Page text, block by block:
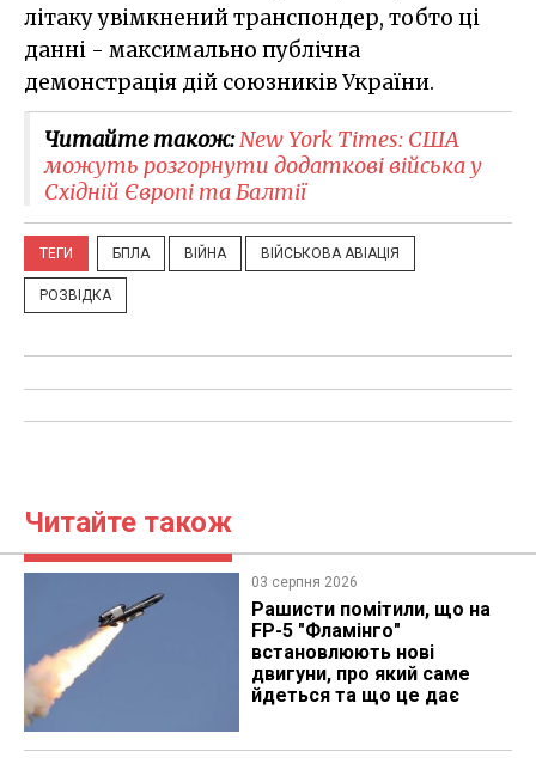
літаку увімкнений транспондер, тобто ці
данні - максимально публічна
демонстрація дій союзників України.
Читайте також:New York Times: США
можуть розгорнути додаткові війська у
Східній Європі та Балтії
ТЕГИ БПЛА ВІЙНА ВІЙСЬКОВА АВІАЦІЯ
РОЗВІДКА
Читайте також
03 серпня 2026
Рашисти помітили, що на
FP-5 "Фламінго"
встановлюють нові
двигуни, про який саме
йдеться та що це дає